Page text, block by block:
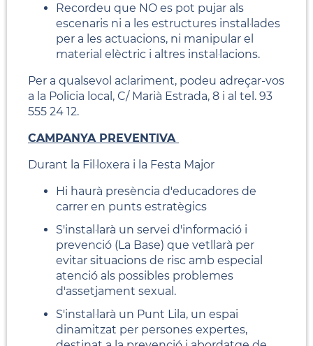
Recordeu que NO es pot pujar als
escenaris ni a les estructures instal·lades
per a les actuacions, ni manipular el
material elèctric i altres instal·lacions.
Per a qualsevol aclariment, podeu adreçar-vos
a la Policia local, C/ Marià Estrada, 8 i al tel. 93
555 24 12.
CAMPANYA PREVENTIVA
Durant la Fil·loxera i la Festa Major
Hi haurà presència d'educadores de
carrer en punts estratègics
S'instal·larà un servei d'informació i
prevenció (La Base) que vetllarà per
evitar situacions de risc amb especial
atenció als possibles problemes
d'assetjament sexual.
S'instal·larà un Punt Lila, un espai
dinamitzat per persones expertes,